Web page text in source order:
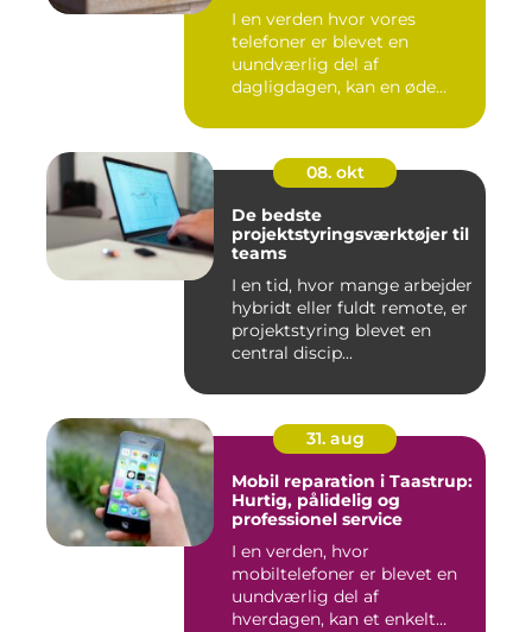
I en verden hvor vores
telefoner er blevet en
uundværlig del af
dagligdagen, kan en øde...
08. okt
De bedste
projektstyringsværktøjer til
teams
I en tid, hvor mange arbejder
hybridt eller fuldt remote, er
projektstyring blevet en
central discip...
31. aug
Mobil reparation i Taastrup:
Hurtig, pålidelig og
professionel service
I en verden, hvor
mobiltelefoner er blevet en
uundværlig del af
hverdagen, kan et enkelt